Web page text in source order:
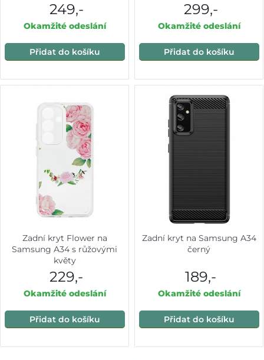
249,-
Okamžité odeslání
Přidat do košíku
299,-
Okamžité odeslání
Přidat do košíku
Zadní kryt Flower na
Samsung A34 s růžovými
květy
229,-
Okamžité odeslání
Přidat do košíku
Zadní kryt na Samsung A34
černý
189,-
Okamžité odeslání
Přidat do košíku